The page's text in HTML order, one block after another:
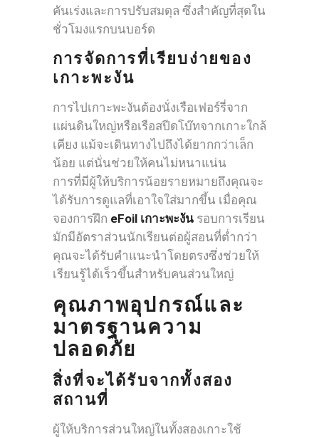
คันเร่งและการปรับสมดุล ซึ่งสำคัญที่สุดใน
ชั่วโมงแรกบนบอร์ด
การจัดการที่เรียบง่ายของ
เกาะพะงัน
การไปเกาะพะงันต้องนั่งเรือเฟอร์รี่จาก
แผ่นดินใหญ่หรือเรือสปีดโบ๊ทจากเกาะใกล้
เคียง แม้จะเดินทางไปถึงได้ยากกว่าเล็ก
น้อย แต่นั่นช่วยให้คนไม่หนาแน่น
การที่มีผู้ให้บริการน้อยรายหมายถึงคุณจะ
ได้รับการดูแลที่เอาใจใส่มากขึ้น เมื่อคุณ
จองการฝึก eFoil เกาะพะงัน รอบการเรียน
มักมีอัตราส่วนนักเรียนต่อผู้สอนที่ต่ำกว่า
คุณจะได้รับคำแนะนำโดยตรงซึ่งช่วยให้
เรียนรู้ได้เร็วขึ้นสำหรับคนส่วนใหญ่
คุณภาพอุปกรณ์และ
มาตรฐานความ
ปลอดภัย
สิ่งที่จะได้รับจากทั้งสอง
สถานที่
ผู้ให้บริการส่วนใหญ่ในทั้งสองเกาะใช้